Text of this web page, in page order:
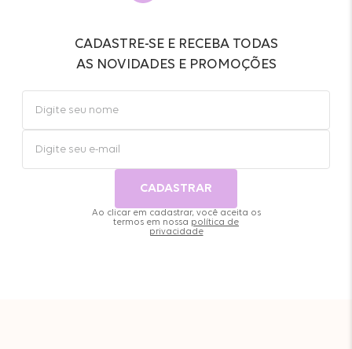
CADASTRE-SE E RECEBA TODAS
AS NOVIDADES E PROMOÇÕES
CADASTRAR
Ao clicar em cadastrar, você aceita os
termos em nossa política de
privacidade